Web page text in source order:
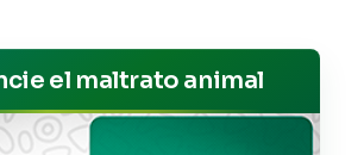
el maltrato animal